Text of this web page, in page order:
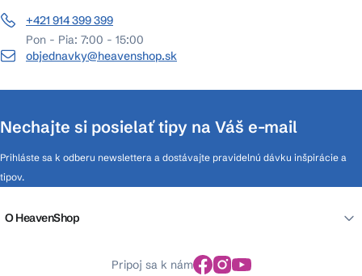
+421 914 399 399
Pon - Pia: 7:00 - 15:00
objednavky@heavenshop.sk
Nechajte si posielať tipy na Váš e-mail
Prihláste sa k odberu newslettera a dostávajte pravidelnú dávku inšpirácie a
tipov.
O HeavenShop
Pripoj sa k nám